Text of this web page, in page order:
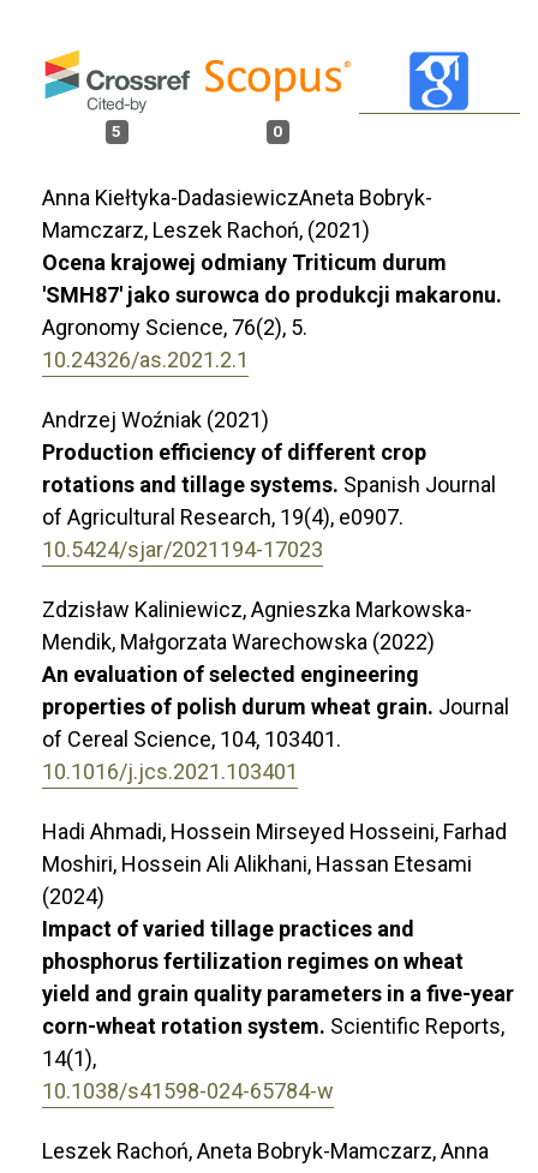
5 0
Anna Kiełtyka-DadasiewiczAneta Bobryk-
Mamczarz, Leszek Rachoń, (2021)
Ocena krajowej odmiany Triticum durum
'SMH87' jako surowca do produkcji makaronu.
Agronomy Science, 76(2), 5.
10.24326/as.2021.2.1
Andrzej Woźniak (2021)
Production efficiency of different crop
rotations and tillage systems. Spanish Journal
of Agricultural Research, 19(4), e0907.
10.5424/sjar/2021194-17023
Zdzisław Kaliniewicz, Agnieszka Markowska-
Mendik, Małgorzata Warechowska (2022)
An evaluation of selected engineering
properties of polish durum wheat grain. Journal
of Cereal Science, 104, 103401.
10.1016/j.jcs.2021.103401
Hadi Ahmadi, Hossein Mirseyed Hosseini, Farhad
Moshiri, Hossein Ali Alikhani, Hassan Etesami
(2024)
Impact of varied tillage practices and
phosphorus fertilization regimes on wheat
yield and grain quality parameters in a five-year
corn-wheat rotation system. Scientific Reports,
14(1),
10.1038/s41598-024-65784-w
Leszek Rachoń, Aneta Bobryk-Mamczarz, Anna